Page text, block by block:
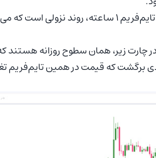
برخلاف تایم‌فریم روزانه، در تایم‌فریم ۱
زیر، همان سطوح روزانه هستند
برگشت که قیمت در همین تایم‌فریم